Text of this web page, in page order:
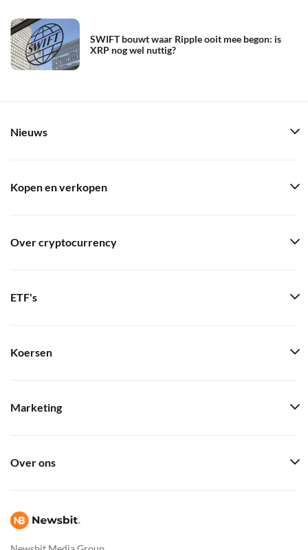
SWIFT bouwt waar Ripple ooit mee begon: is
XRP nog wel nuttig?
Nieuws
Kopen en verkopen
Over cryptocurrency
ETF's
Koersen
Marketing
Over ons